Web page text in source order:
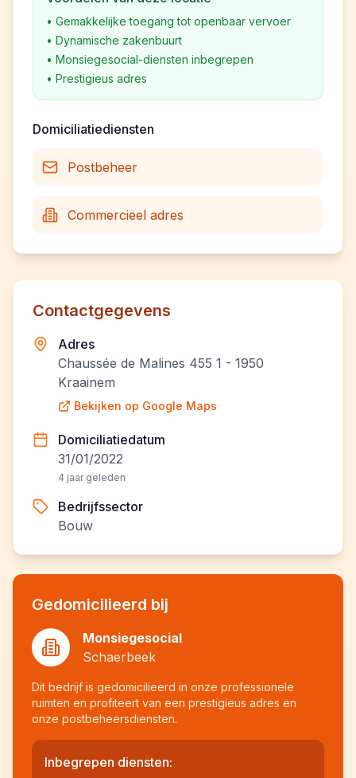
• Gemakkelijke toegang tot openbaar vervoer
• Dynamische zakenbuurt
• Monsiegesocial-diensten inbegrepen
• Prestigieus adres
Domiciliatiediensten
Postbeheer
Commercieel adres
Contactgegevens
Adres
Chaussée de Malines 455 1 - 1950
Kraainem
Bekijken op Google Maps
Domiciliatiedatum
31/01/2022
4 jaar geleden
Bedrijfssector
Bouw
Gedomicilieerd bij
Monsiegesocial
Schaerbeek
Dit bedrijf is gedomicilieerd in onze professionele
ruimten en profiteert van een prestigieus adres en
onze postbeheersdiensten.
Inbegrepen diensten: